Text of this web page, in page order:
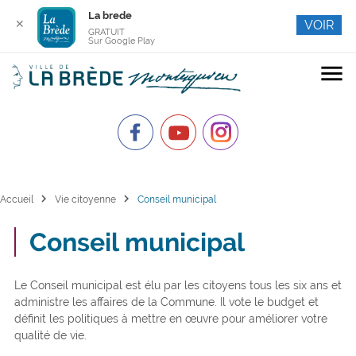
menu
Accueil chevron_right Vie citoyenne chevron_right Conseil municipal
Conseil municipal
Le Conseil municipal est élu par les citoyens tous les six ans et
administre les affaires de la Commune. Il vote le budget et
définit les politiques à mettre en œuvre pour améliorer votre
qualité de vie.
✕
La brede
GRATUIT
Sur Google Play
VOIR